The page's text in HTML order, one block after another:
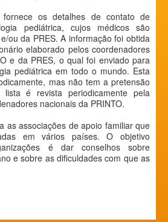
fornece os detalhes de contato de
pediátrica, cujos médicos são
ou da PRES. A informação foi obtida
elaborado pelos coordenadores
e da PRES, o qual foi enviado para
pediátrica em todo o mundo. Esta
mas não tem a pretensão
é revista periodicamente pela
nacionais da PRINTO.
as associações de apoio familiar que
em vários países. O objetivo
é dar conselhos sobre
e sobre as dificuldades com que as